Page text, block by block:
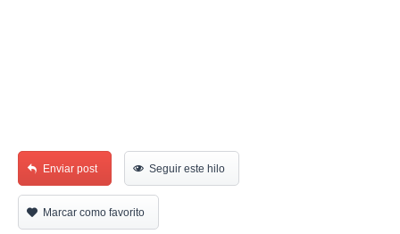
Enviar post Seguir este hilo
Marcar como favorito